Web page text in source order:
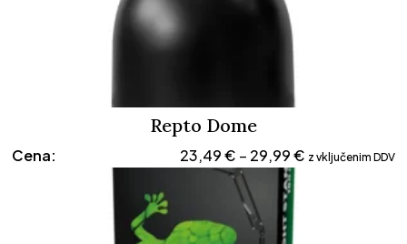
Repto Dome
Cena: 23,49€ – 29,99€Cenovni
z vključenim DDV